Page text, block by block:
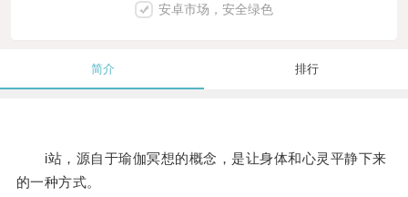
安卓市场，安全绿色
简介 排行
i站，源自于瑜伽冥想的概念，是让身体和心灵平静下来
的一种方式。